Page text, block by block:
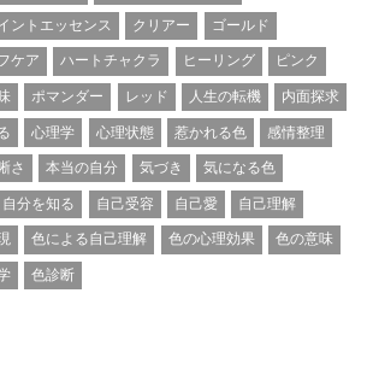
ントエッセンス クリアー ゴールド
ケア ハートチャクラ ヒーリング ピンク
ポマンダー レッド 人生の転機 内面探求
心理学 心理状態 惹かれる色 感情整理
さ 本当の自分 気づき 気になる色
自分を知る 自己受容 自己愛 自己理解
色による自己理解 色の心理効果 色の意味
色診断